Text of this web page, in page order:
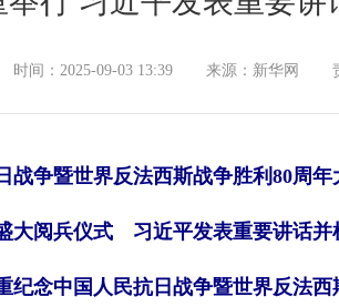
时间：2025-09-03 13:39 来源：新华网
争暨世界反法西斯战争胜利80周年
阅兵仪式 习近平发表重要讲话并
念中国人民抗日战争暨世界反法西